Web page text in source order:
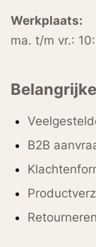
Werkplaats:
ma. t/m vr.:
B2B
Retourneren